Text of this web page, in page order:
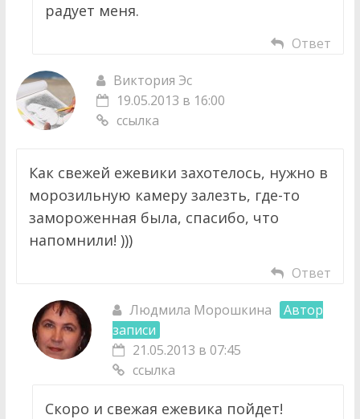
радует меня.
Ответ
Виктория Эс
19.05.2013 в 16:00
ссылка
Как свежей ежевики захотелось, нужно в
морозильную камеру залезть, где-то
замороженная была, спасибо, что
напомнили! )))
Ответ
Людмила Морошкина
Автор
записи
21.05.2013 в 07:45
ссылка
Скоро и свежая ежевика пойдет!